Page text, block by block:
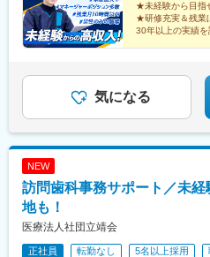
★未経験から目指
★研修充実＆残業
30年以上の実績
気になる
NEW
訪問歯科事務サポート／未
地も！
医療法人社団立靖会
正社員 転勤なし 5名以上採用